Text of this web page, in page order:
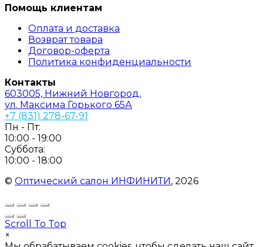
Помощь клиентам
Оплата и доставка
Возврат товара
Договор-оферта
Политика конфиденциальности
Контакты
603005, Нижний Новгород,
ул. Максима Горького 65А
+7 (831) 278-67-91
Пн - Пт:
10:00 - 19:00
Суббота:
10:00 - 18:00
© Оптический салон ИНФИНИТИ, 2026
Scroll To Top
×